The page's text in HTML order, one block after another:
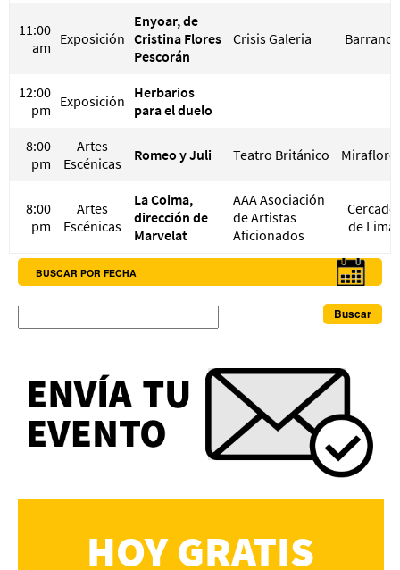
11:00
am Exposición
Enyoar, de
Cristina Flores
Pescorán
Crisis Galeria Barranco
12:00
pm Exposición Herbarios
para el duelo
8:00
pm
Artes
Escénicas
Romeo y Juli Teatro Británico
8:00
pm
Artes
Escénicas
La Coima,
dirección de
Marvelat
AAA Asociación
de Artistas
Aficionados
Cercado
de Lima
BUSCAR POR FECHA
HOY GRATIS